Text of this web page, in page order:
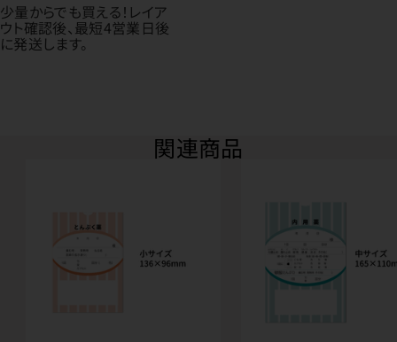
少量からでも買える！レイア
ウト確認後、最短4営業日後
に発送します。
関連商品